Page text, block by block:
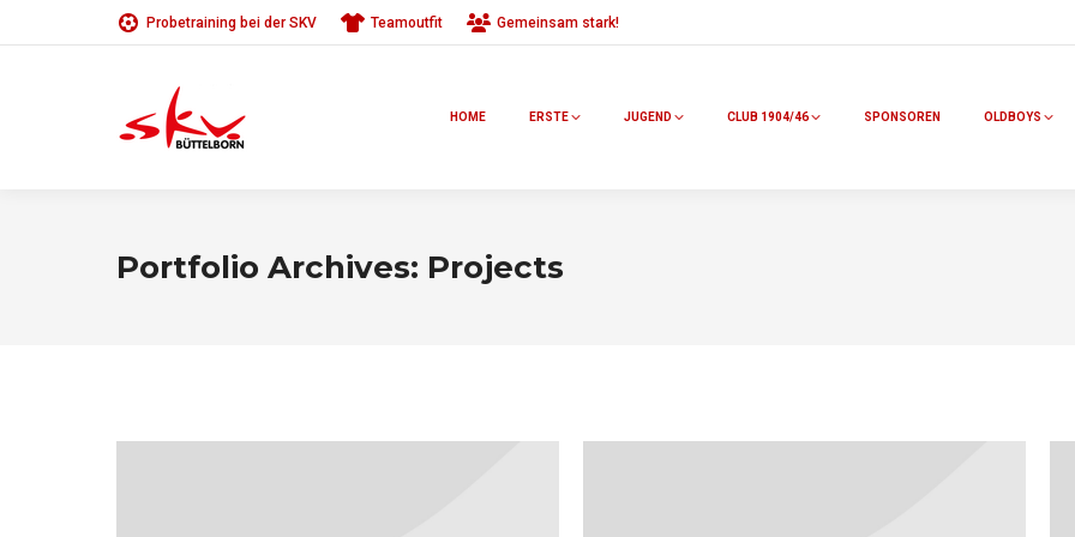
Probetraining bei der SKV Teamoutfit Gemeinsam stark!
HOME ERSTE JUGEND CLUB 1904/46 SPONSOREN OLDBOYS
Portfolio Archives: Projects